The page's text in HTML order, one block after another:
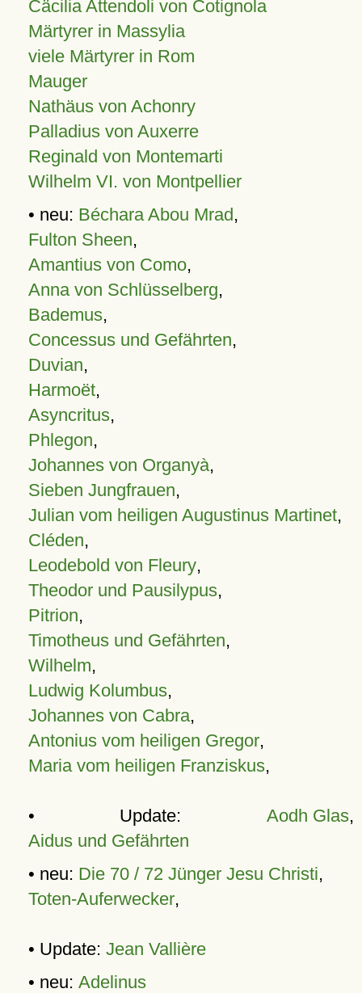
Cäcilia Attendoli von Cotignola
Märtyrer in Massylia
viele Märtyrer in Rom
Mauger
Nathäus von Achonry
Palladius von Auxerre
Reginald von Montemarti
Wilhelm VI. von Montpellier
• neu: Béchara Abou Mrad,
Fulton Sheen,
Amantius von Como,
Anna von Schlüsselberg,
Bademus,
Concessus und Gefährten,
Duvian,
Harmoët,
Asyncritus,
Phlegon,
Johannes von Organyà,
Sieben Jungfrauen,
Julian vom heiligen Augustinus Martinet,
Cléden,
Leodebold von Fleury,
Theodor und Pausilypus,
Pitrion,
Timotheus und Gefährten,
Wilhelm,
Ludwig Kolumbus,
Johannes von Cabra,
Antonius vom heiligen Gregor,
Maria vom heiligen Franziskus,
• Update: Aodh Glas,
Aidus und Gefährten
• neu: Die 70 / 72 Jünger Jesu Christi,
Toten-Auferwecker,
• Update: Jean Vallière
• neu: Adelinus